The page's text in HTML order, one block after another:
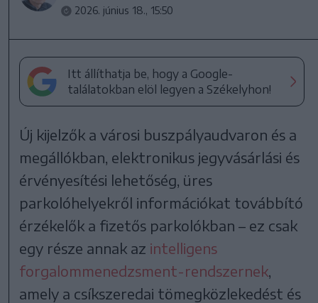
2026. június 18., 15:50
Itt állíthatja be, hogy a Google-
találatokban elöl legyen a Székelyhon!
Új kijelzők a városi buszpályaudvaron és a
megállókban, elektronikus jegyvásárlási és
érvényesítési lehetőség, üres
parkolóhelyekről információkat továbbító
érzékelők a fizetős parkolókban – ez csak
egy része annak az intelligens
forgalommenedzsment-rendszernek
amely a csíkszeredai tömegközlekedést és